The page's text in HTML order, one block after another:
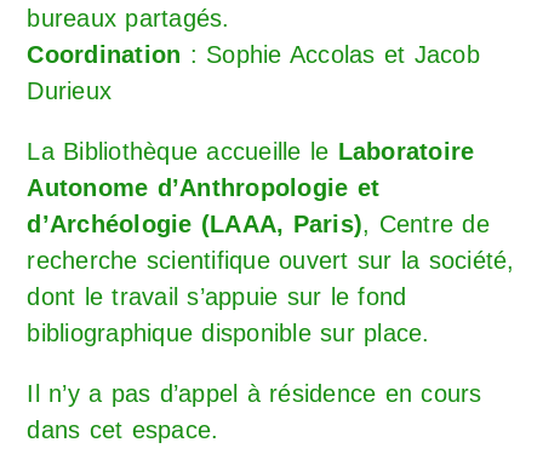
bureaux partagés.
Coordination : Sophie Accolas et Jacob
Durieux
La Bibliothèque accueille le Laboratoire
Autonome d’Anthropologie et
d’Archéologie (LAAA, Paris), Centre de
recherche scientifique ouvert sur la société,
dont le travail s’appuie sur le fond
bibliographique disponible sur place.
Il n’y a pas d’appel à résidence en cours
dans cet espace.